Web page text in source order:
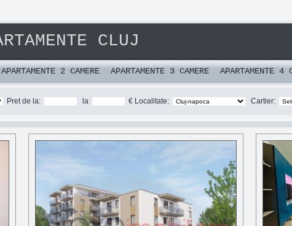
CLUJ
APARTAMENTE 2 CAMERE APARTAMENTE 3 CAMERE APARTAMENTE 4
Pret de la: la € Localitate: Cartier: